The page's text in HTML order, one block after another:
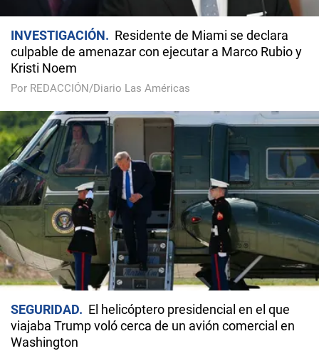
INVESTIGACIÓN
Residente de Miami se declara
culpable de amenazar con ejecutar a Marco Rubio y
Kristi Noem
Por REDACCIÓN/Diario Las Américas
SEGURIDAD
El helicóptero presidencial en el que
viajaba Trump voló cerca de un avión comercial en
Washington